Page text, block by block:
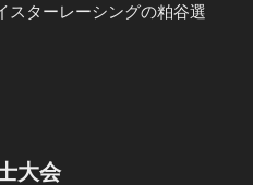
スターレーシングの粕谷選
大会